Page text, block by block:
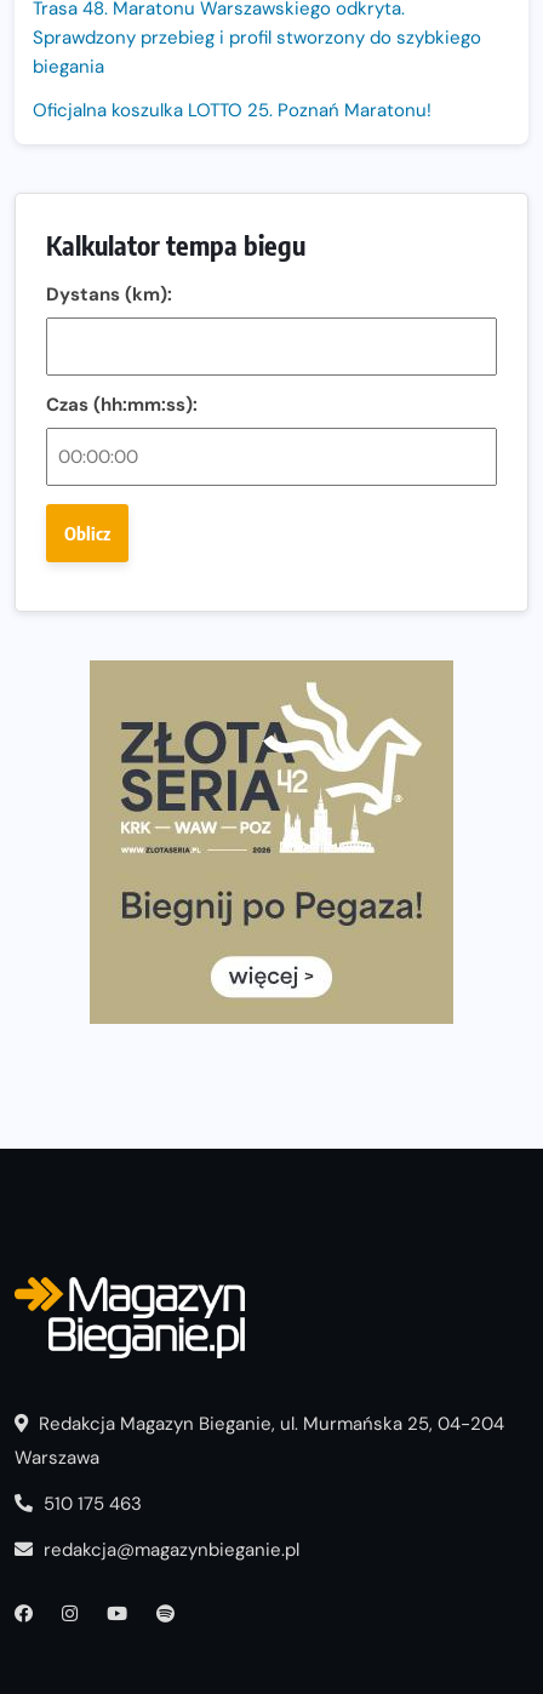
Trasa 48. Maratonu Warszawskiego odkryta.
Sprawdzony przebieg i profil stworzony do szybkiego
biegania
Oficjalna koszulka LOTTO 25. Poznań Maratonu!
Ostatnie wolne miejsca na jubileuszowy Bieg
Fabrykanta. Organizatorzy odkrywają trasę dzień po
Złota Seria 42 rośnie. Coraz więcej maratończyków
wybiera wyzwanie trzech największych maratonów w
Polsce
Ponad 12 tysięcy uczestników pobiegło dla Bohaterów!
Rozbiegany Olsztyn szykuje się na weekend z
półmaratonem
Już w tę sobotę 35. Bieg Powstania Warszawskiego.
Wystartuje rekordowa liczba uczestników
35. Bieg Powstania Warszawskiego – praktyczny
Ile razy w tygodniu biegać? 3 treningi wystarczą? Jak
często biegać, żeby robić postępy
Już w ten weekend! Przed nami Nocny Portowy Maraton
i Półmaraton Szczeciński. Wszystko, co warto wiedzieć
Kalkulator tempa biegu
Dystans (km):
Czas (hh:mm:ss):
Oblicz
Redakcja Magazyn Bieganie, ul. Murmańska 25, 04-204
Warszawa
510 175 463
redakcja@magazynbieganie.pl